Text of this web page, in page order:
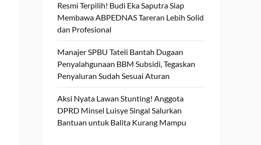
Resmi Terpilih! Budi Eka Saputra Siap
Membawa ABPEDNAS Tareran Lebih Solid
dan Profesional
Manajer SPBU Tateli Bantah Dugaan
Penyalahgunaan BBM Subsidi, Tegaskan
Penyaluran Sudah Sesuai Aturan
Aksi Nyata Lawan Stunting! Anggota
DPRD Minsel Luisye Singal Salurkan
Bantuan untuk Balita Kurang Mampu